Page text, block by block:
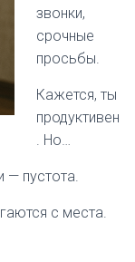
звонки,
срочные
просьбы.
Кажется, ты
продуктивен
. Но…
— пустота.
с места.